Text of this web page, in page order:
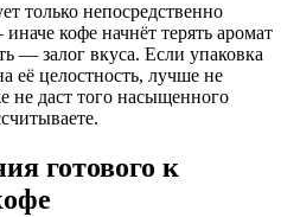
только непосредственно
кофе начнёт терять аромат
— залог вкуса. Если упаковка
её целостность, лучше не
не даст того насыщенного
готового к